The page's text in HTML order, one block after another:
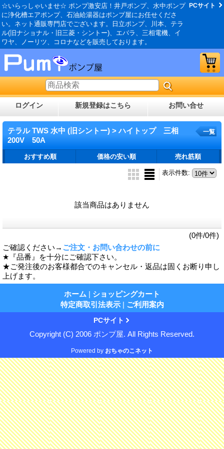
☆いらっしゃいませ☆ ポンプ激安店！井戸ポンプ、水中ポンプ
に浄化槽エアポンプ、石油給湯器はポンプ屋にお任せくださ
い。ネット通販専門店でございます。日立ポンプ、川本、テラ
ル(旧ナショナル・旧三菱・シントー)、エバラ、三相電機、イ
ワヤ、ノーリツ、コロナなどを販売しております。
PCサイト
ログイン 新規登録はこちら お問い合せ
テラル TWS 水中 (旧シントー) > ハイトップ 三相
200V 50A
一覧
おすすめ順 価格の安い順 売れ筋順
表示件数:
該当商品はありません
(0件/0件)
ご確認ください→ ご注文・お問い合わせの前に
★『品番』を十分にご確認下さい。
★ご発注後のお客様都合でのキャンセル・返品は固くお断り申し
上げます。
ホーム | ショッピングカート
特定商取引法表示 | ご利用案内
PCサイト
Copyright (C) 2006 ポンプ屋. All Rights Reserved.
Powered by おちゃのこネット